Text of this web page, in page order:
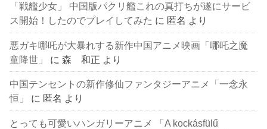
「戦艦少女」 中国版パクリ艦これの真打ちが遂にサービ
ス開始！したのでプレイしてみた に 匿名 より
悪ガキ哪吒が大暴れする新作中国アニメ映画「哪吒之魔
童降世」
に森 和正 より
中国テンセントの新作修仙ファンタジーアニメ「一念永
恒」
に 匿名 より
とっても可愛いハンガリーアニメ 「A kockásfülű